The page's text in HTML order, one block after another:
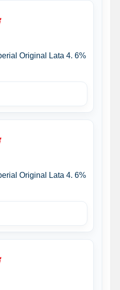
Original Lata 4. 6%
Original Lata 4. 6%